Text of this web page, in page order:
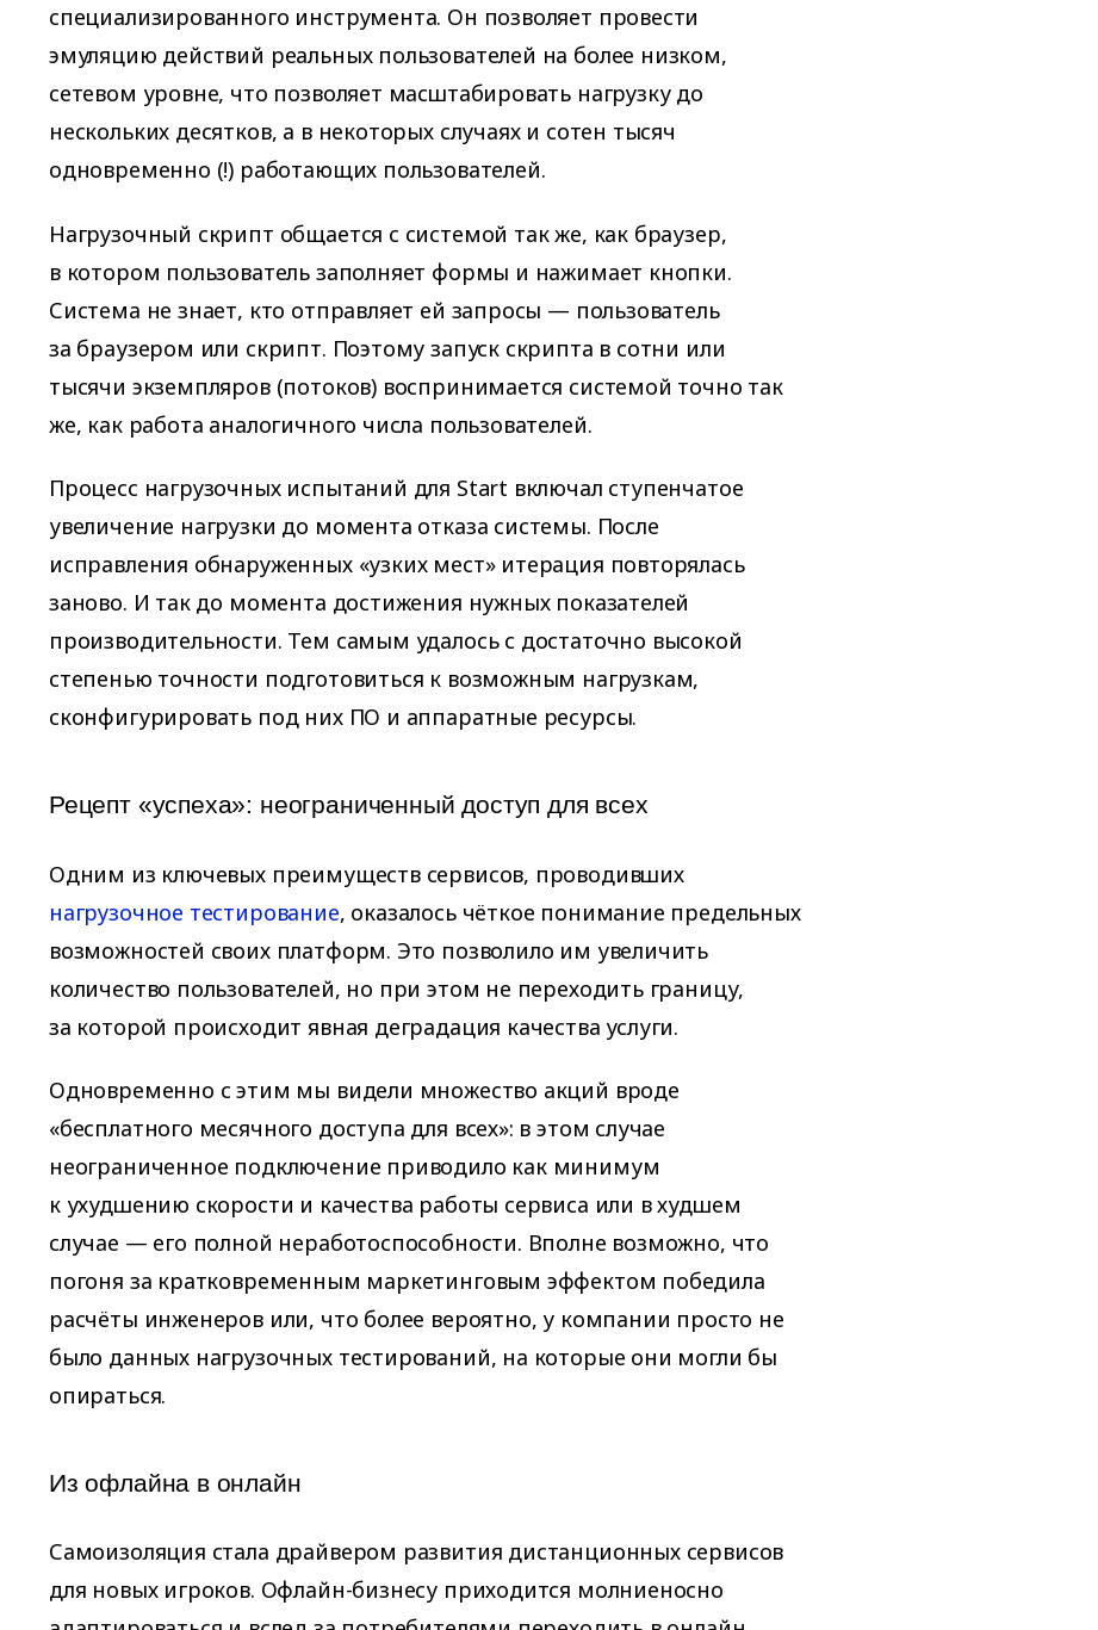
специализированного инструмента. Он позволяет провести
эмуляцию действий реальных пользователей на более низком,
сетевом уровне, что позволяет масштабировать нагрузку до
нескольких десятков, а в некоторых случаях и сотен тысяч
одновременно (!) работающих пользователей.
Нагрузочный скрипт общается с системой так же, как браузер,
в котором пользователь заполняет формы и нажимает кнопки.
Система не знает, кто отправляет ей запросы — пользователь
за браузером или скрипт. Поэтому запуск скрипта в сотни или
тысячи экземпляров (потоков) воспринимается системой точно так
же, как работа аналогичного числа пользователей.
Процесс нагрузочных испытаний для Start включал ступенчатое
увеличение нагрузки до момента отказа системы. После
исправления обнаруженных «узких мест» итерация повторялась
заново. И так до момента достижения нужных показателей
производительности. Тем самым удалось с достаточно высокой
степенью точности подготовиться к возможным нагрузкам,
сконфигурировать под них ПО и аппаратные ресурсы.
Рецепт «успеха»: неограниченный доступ для всех
Одним из ключевых преимуществ сервисов, проводивших
нагрузочное тестирование, оказалось чёткое понимание предельных
возможностей своих платформ. Это позволило им увеличить
количество пользователей, но при этом не переходить границу,
за которой происходит явная деградация качества услуги.
Одновременно с этим мы видели множество акций вроде
«бесплатного месячного доступа для всех»: в этом случае
неограниченное подключение приводило как минимум
к ухудшению скорости и качества работы сервиса или в худшем
случае — его полной неработоспособности. Вполне возможно, что
погоня за кратковременным маркетинговым эффектом победила
расчёты инженеров или, что более вероятно, у компании просто не
было данных нагрузочных тестирований, на которые они могли бы
опираться.
Из офлайна в онлайн
Самоизоляция стала драйвером развития дистанционных сервисов
для новых игроков. Офлайн-бизнесу приходится молниеносно